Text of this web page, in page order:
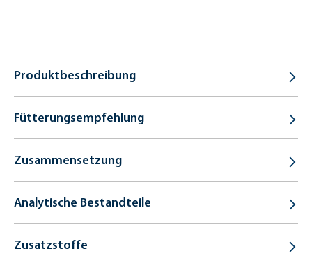
Produktbeschreibung
Fütterungsempfehlung
Zusammensetzung
Analytische Bestandteile
Zusatzstoffe